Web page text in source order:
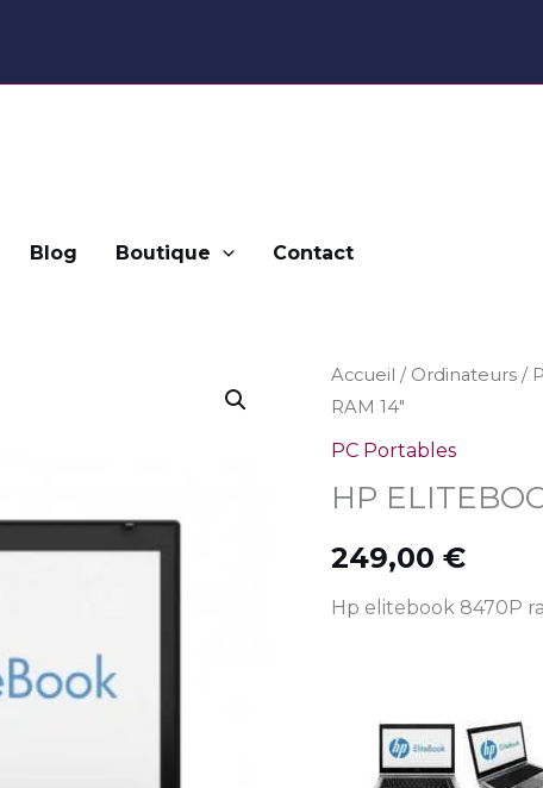
Blog Boutique Contact
Accueil / Ordinateurs/
RAM 14″
PC Portables
HP
249,00 €
Hp elitebook 8470P
quantité
de
HP
8470P
I5
GO